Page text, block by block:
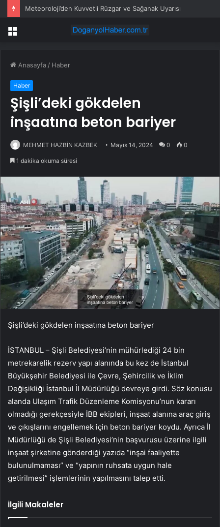
Meteoroloji’den Kuvvetli Rüzgar ve Sağanak Uyarısı
Menü
Anasayfa / Haber
Haber
Şişli’deki gökdelen
inşaatına beton bariyer
MEHMET HAZBİN KAZBEK Mayıs 14, 2024 0 0
1 dakika okuma süresi
Şişli’deki gökdelen inşaatına beton bariyer
İSTANBUL – Şişli Belediyesi’nin mühürlediği 24 bin
metrekarelik rezerv yapı alanında bu kez de İstanbul
Büyükşehir Belediyesi ile Çevre, Şehircilik ve İklim
Değişikliği İstanbul İl Müdürlüğü devreye girdi. Söz konusu
alanda Ulaşım Trafik Düzenleme Komisyonu’nun kararı
olmadığı gerekçesiyle İBB ekipleri, inşaat alanına araç giriş
ve çıkışlarını engellemek için beton bariyer koydu. Ayrıca İl
Müdürlüğü de Şişli Belediyesi’nin başvurusu üzerine ilgili
inşaat şirketine gönderdiği yazıda “inşai faaliyette
bulunulmaması” ve “yapının ruhsata uygun hale
getirilmesi” işlemlerinin yapılmasını talep etti.
İlgili Makaleler